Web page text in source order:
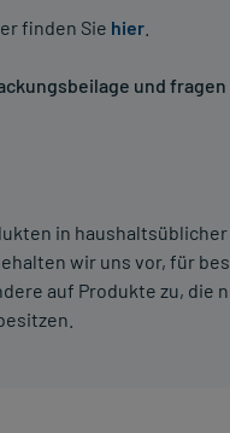
finden Sie hier
und
in haushaltsüblicher
wir uns vor, für
auf Produkte zu, die